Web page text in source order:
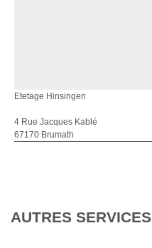
Etetage Hinsingen
4 Rue Jacques Kablé
67170 Brumath
AUTRES SERVICES